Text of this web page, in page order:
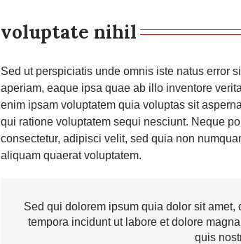
voluptate nihil
Sed ut perspiciatis unde omnis iste natus error
aperiam, eaque ipsa quae ab illo inventore
enim ipsam voluptatem quia voluptas sit
qui ratione voluptatem sequi nesciunt. Neque
consectetur, adipisci velit, sed quia non
aliquam quaerat voluptatem.
Sed qui dolorem ipsum quia dolor sit
tempora incidunt ut labore et dolore
quis